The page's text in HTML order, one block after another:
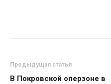
Предыдущая статья
В Покровской оперзоне в